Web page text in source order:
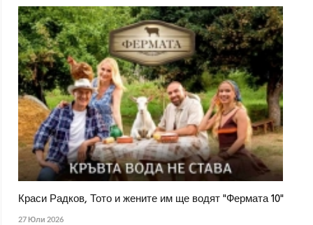
Краси Радков, Тото и жените им ще водят "Фермата 10"
27 Юли 2026